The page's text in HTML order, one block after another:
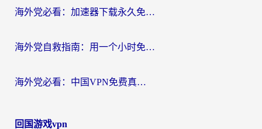
海外党必看：加速器下载永久免费版真的存在吗？教你无缝访问国内资源的正确姿势
海外党自救指南：用一个小时免费加速器，轻松打破国内资源访问壁垒？
海外党必看：中国VPN免费真的靠谱吗？手把手教你选对回国加速器
回国游戏vpn